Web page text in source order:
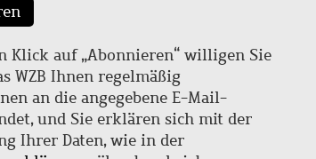
Klick auf „Abonnieren“ willigen Sie
WZB Ihnen regelmäßig
an die angegebene E-Mail-
und Sie erklären sich mit der
Ihrer Daten, wie in der